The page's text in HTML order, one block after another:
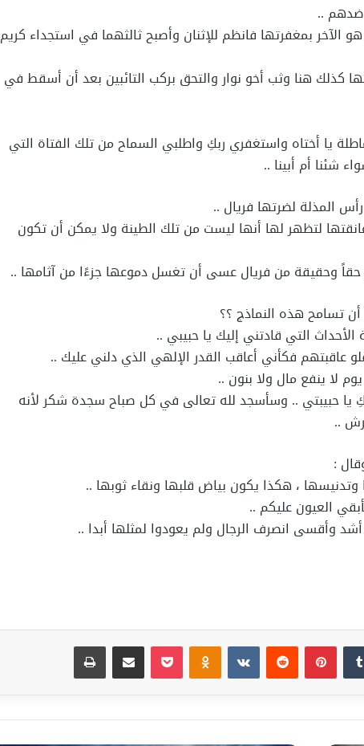
ضدهم ..
بمغفرتها فانظم للإثنان وأصبح ثالثهما في استجداء كريم
كذلك هنا وثب أخو نوار والتحق بركب التائبين بعد أن أسقط في
يا أختاه واستغفري ربكِ واطلبي السماح من تلك الفتاة التي
شئنا أم أبينا ..
المذلة لضرتها فريال ..
لتظهر لها أنها ليست من تلك الطينة ولا يمكن أن تكون
حقاً وحقيقة من فريال عسى أن تغسل دموعها جزءًا من آثامها ..
تسامح هذه النماذج ؟؟
التي قادتني إليك يا حبيبي ..
عاقبتهم فكأني أعاقب القدر الإلهي الذي دلني عليك ..
لا ينفع مال ولا بنون ..
يا حبيبتي .. وسأسجد لله تعالى في كل صباح سجدة شكر لأنه
..
:
، هكذا يكون بياض قلبها ونقاء ثوبها ..
العيون عليكم ..
وأقسى انصرف الرجال ولم يعودوا لمثلها أبدا ..
بينتيريست Odnoklassniki
‫Pocket مشاركة عبر البريد طباعة